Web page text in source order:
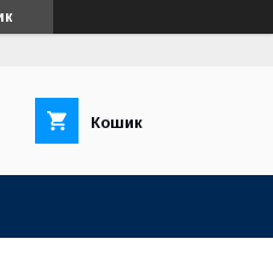
Кошик